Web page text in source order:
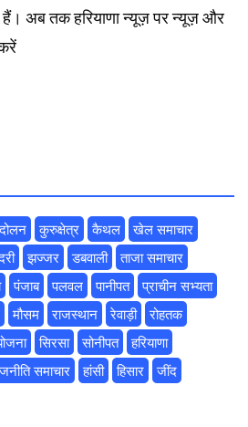
अब तक हरियाणा न्यूज़ पर न्यूज़ और
कुरुक्षेत्र कैथल
खेल समाचार
झज्जर डबवाली
ताजा समाचार
पंजाब पलवल पानीपत
प्राचीन सभ्यता
मौसम राजस्थान रेवाड़ी
रोहतक
सिरसा सोनीपत
हरियाणा
समाचार हांसी हिसार
‌जींद